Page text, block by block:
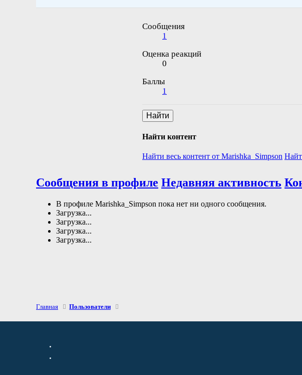
Сообщения
1
Оценка реакций
0
Баллы
1
Найти
Найти контент
Найти весь контент от Marishka_Simpson
Сообщения в профиле Недавняя активность
В профиле Marishka_Simpson пока нет ни одного сообщения.
Загрузка...
Загрузка...
Загрузка...
Загрузка...
Главная Пользователи